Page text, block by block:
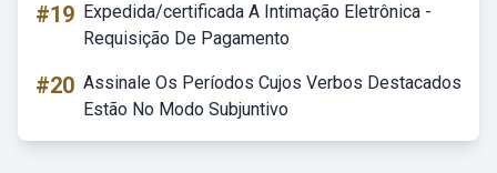
#19 Expedida/certificada A Intimação Eletrônica -
Requisição De Pagamento
#20 Assinale Os Períodos Cujos Verbos Destacados
Estão No Modo Subjuntivo